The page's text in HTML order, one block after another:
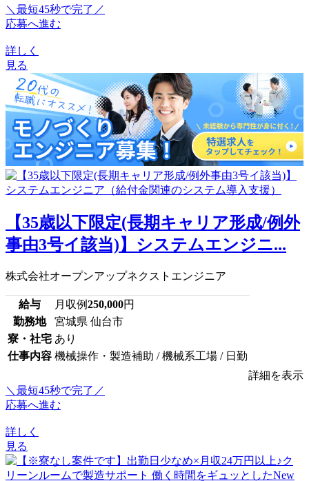
＼最短45秒で完了／
応募へ進む
詳しく
見る
【35歳以下限定(長期キャリア形成/例外
事由3号イ該当)】システムエンジニ...
株式会社オープンアップネクストエンジニア
給与 月収例250,000円
勤務地
宮城県 仙台市
寮・社宅 あり
仕事内容 機械操作・製造補助 / 機械系工場 / 日勤
詳細を表示
＼最短45秒で完了／
応募へ進む
詳しく
見る